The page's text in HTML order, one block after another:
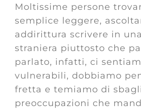
Moltissime persone
semplice leggere,
addirittura scrivere in
straniera piuttosto che
parlato, infatti, ci
vulnerabili, dobbiamo
fretta e temiamo di
preoccupazioni che